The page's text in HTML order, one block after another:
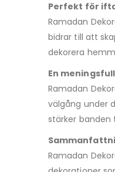
Perfekt för
Ramadan
bidrar till att
dekorera
En
Ramadan
välgång under
stärker banden
Ramadan